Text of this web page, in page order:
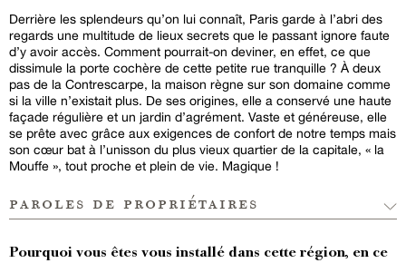
Derrière les splendeurs qu’on lui connaît, Paris garde à l’abri des
regards une multitude de lieux secrets que le passant ignore faute
d’y avoir accès. Comment pourrait-on deviner, en effet, ce que
dissimule la porte cochère de cette petite rue tranquille ? À deux
pas de la Contrescarpe, la maison règne sur son domaine comme
si la ville n’existait plus. De ses origines, elle a conservé une haute
façade régulière et un jardin d’agrément. Vaste et généreuse, elle
se prête avec grâce aux exigences de confort de notre temps mais
son cœur bat à l’unisson du plus vieux quartier de la capitale, « la
Mouffe », tout proche et plein de vie. Magique !
paroles de propriétaires
Pourquoi vous êtes vous installé dans cette région, en ce